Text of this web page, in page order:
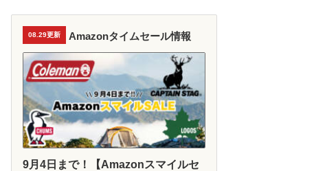
08.29更新 Amazonタイムセール情報
9月4日まで！【Amazonスマイルセ